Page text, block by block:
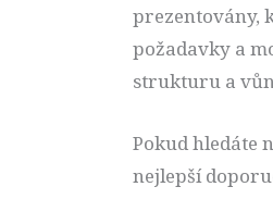
prezentovány,
požadavky a
strukturu a
Pokud hledáte
nejlepší